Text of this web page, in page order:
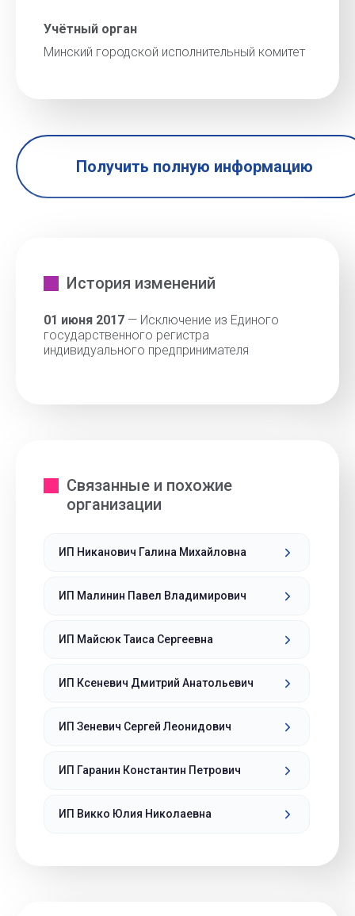
Учётный орган
Минский городской исполнительный комитет
Получить полную информацию
История изменений
01 июня 2017 — Исключение из Единого
государственного регистра
индивидуального предпринимателя
Связанные и похожие
организации
ИП Никанович Галина Михайловна
ИП Малинин Павел Владимирович
ИП Майсюк Таиса Сергеевна
ИП Ксеневич Дмитрий Анатольевич
ИП Зеневич Сергей Леонидович
ИП Гаранин Константин Петрович
ИП Викко Юлия Николаевна